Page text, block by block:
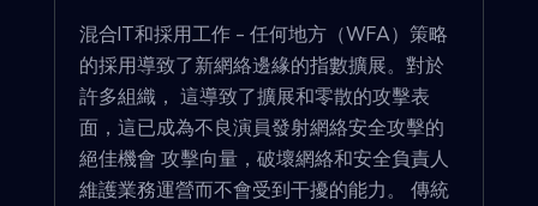
混合IT和採用工作 - 任何地方（WFA）策略
的採用導致了新網絡邊緣的指數擴展。對於
許多組織， 這導致了擴展和零散的攻擊表
面，這已成為不良演員發射網絡安全攻擊的
絕佳機會 攻擊向量，破壞網絡和安全負責人
維護業務運營而不會受到干擾的能力。 傳統